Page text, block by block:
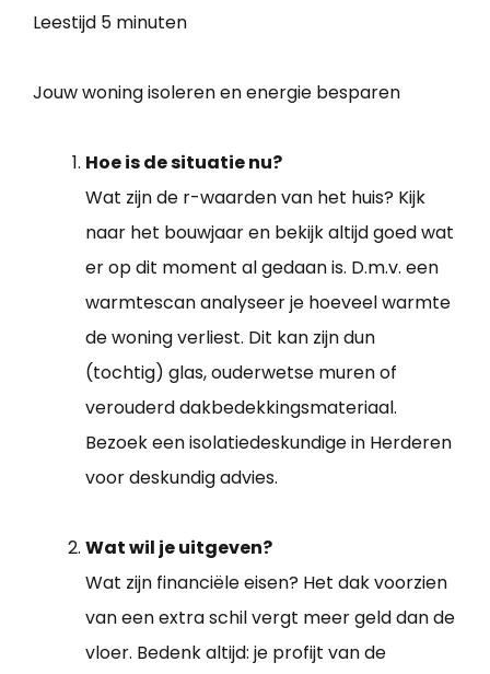
Leestijd 5 minuten
Jouw woning isoleren en energie besparen
Hoe is de situatie nu?
Wat zijn de r-waarden van het huis? Kijk
naar het bouwjaar en bekijk altijd goed wat
er op dit moment al gedaan is. D.m.v. een
warmtescan analyseer je hoeveel warmte
de woning verliest. Dit kan zijn dun
(tochtig) glas, ouderwetse muren of
verouderd dakbedekkingsmateriaal.
Bezoek een isolatiedeskundige in Herderen
voor deskundig advies.
Wat wil je uitgeven?
Wat zijn financiële eisen? Het dak voorzien
van een extra schil vergt meer geld dan de
vloer. Bedenk altijd: je profijt van de